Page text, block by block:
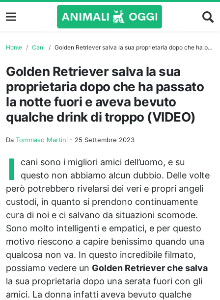
Home Cani Golden Retriever salva la sua proprietaria dopo che ha passato la notte fuori e aveva bevuto qualche drink di troppo (VIDEO)
Golden Retriever salva la sua
proprietaria dopo che ha passato
la notte fuori e aveva bevuto
qualche drink di troppo (VIDEO)
Da Tommaso Martini - 25 Settembre 2023
I
cani sono i migliori amici dell’uomo, e su
questo non abbiamo alcun dubbio. Delle volte
però potrebbero rivelarsi dei veri e propri angeli
custodi, in quanto si prendono continuamente
cura di noi e ci salvano da situazioni scomode.
Sono molto intelligenti e empatici, e per questo
motivo riescono a capire benissimo quando una
qualcosa non va. In questo incredibile filmato,
possiamo vedere un Golden Retriever che salva
la sua proprietaria dopo una serata fuori con gli
amici. La donna infatti aveva bevuto qualche